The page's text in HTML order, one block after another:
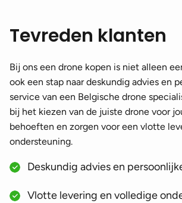
Tevreden klanten
Bij ons een drone kopen is niet alleen
ook een stap naar deskundig advies en
service van een Belgische drone
bij het kiezen van de juiste drone voor
behoeften en zorgen voor een vlotte
ondersteuning.
Deskundig advies en
Vlotte levering en volledige